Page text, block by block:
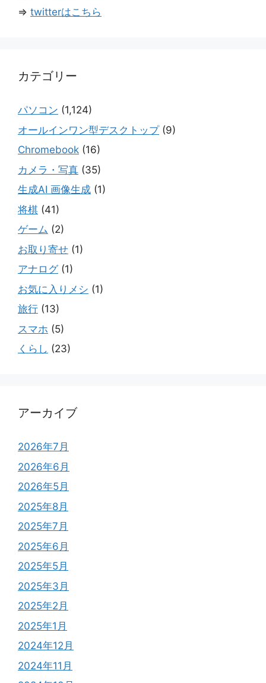
⇒ twitterはこちら
カテゴリー
パソコン (1,124)
オールインワン型デスクトップ(9)
Chromebook (16)
カメラ・写真 (35)
生成AI 画像生成 (1)
将棋 (41)
ゲーム (2)
お取り寄せ (1)
アナログ(1)
お気に入りメシ (1)
旅行 (13)
スマホ (5)
くらし (23)
アーカイブ
2026年7月
2026年6月
2026年5月
2025年8月
2025年7月
2025年6月
2025年5月
2025年3月
2025年2月
2025年1月
2024年12月
2024年11月